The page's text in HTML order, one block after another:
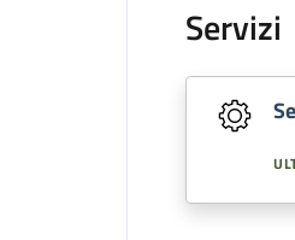
Servizi